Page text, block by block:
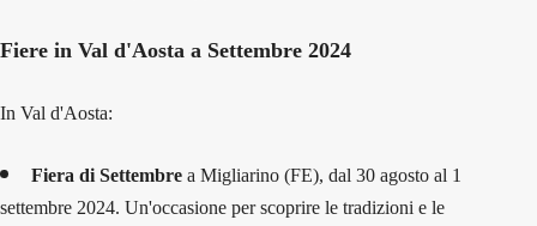
Fiere in Val d'Aosta a Settembre 2024
In Val d'Aosta:
Fiera di Settembre a Migliarino (FE), dal 30 agosto al 1
settembre 2024. Un'occasione per scoprire le tradizioni e le